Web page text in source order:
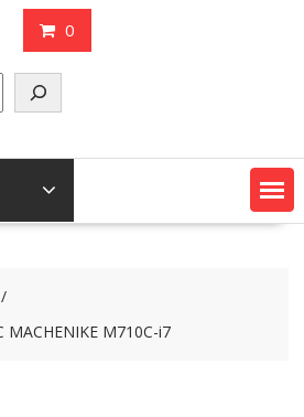
0
M710C-i7